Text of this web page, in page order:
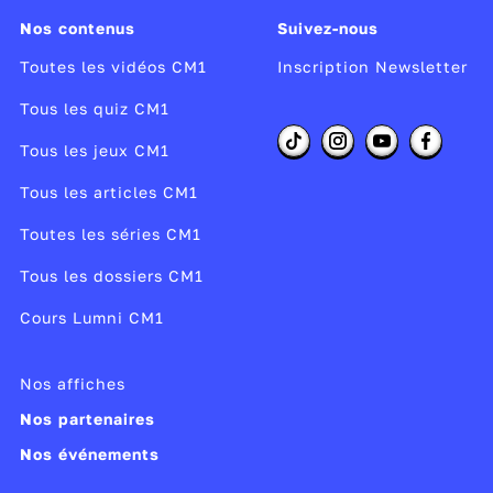
Des poteaux centraux soutenaient la
une ouverture ce qui avait pour avantage de
traiter le chaume et d’enfumer tous les
insectes et la vermine qui auraient pu mettre
Cette vidéo est extraite de l'épisode de
pas sorciersurAu temps des Gaulois.
Réalisateur :Lorraine Subra-Moreau
Producteur : FTV, MFP, FTD
Publié le 04/02/16
Modifié le 27/10/25
Nos contenus
Toutes les vidéos CM1
Tous les quiz CM1
Tous les jeux CM1
Tous les articles CM1
Toutes les séries CM1
Tous les dossiers CM1
Cours Lumni CM1
Suivez-nous
Inscription Newsletter
Nos affiches
Nos partenaires
Nos événements